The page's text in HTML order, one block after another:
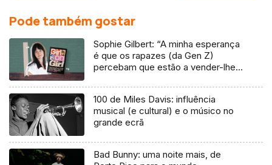
Pode também gostar
Sophie Gilbert: “A minha esperança
é que os rapazes (da Gen Z)
percebam que estão a vender-lhes
100 de Miles Davis: influência
musical (e cultural) e o músico no
grande ecrã
Bad Bunny: uma noite mais, de